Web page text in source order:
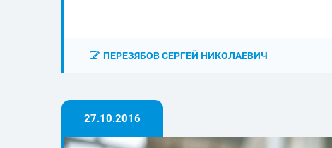
ПЕРЕЗЯБОВ СЕРГЕЙ НИКОЛАЕВИЧ
27.10.2016